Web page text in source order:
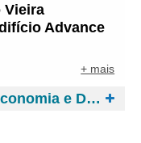
Vieira
Advance
+ mais
Direcção dos Serviços de Economia e Desenvolvimento Tecnológico